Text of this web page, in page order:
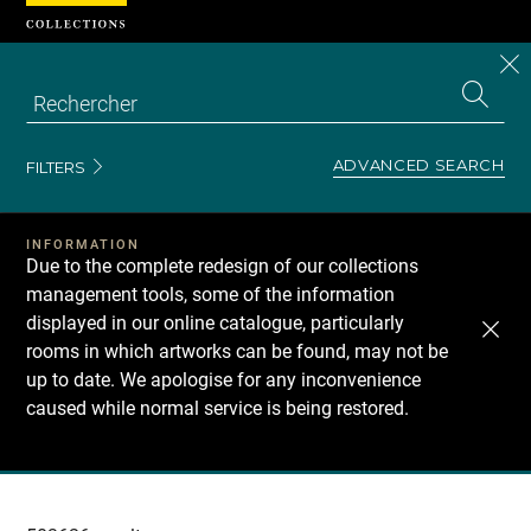
FILTERS ADVANCED SEARCH
INFORMATION
Due to the complete redesign of our collections
management tools, some of the information
displayed in our online catalogue, particularly
rooms in which artworks can be found, may not be
up to date. We apologise for any inconvenience
caused while normal service is being restored.
Recherche
Cookies management panel